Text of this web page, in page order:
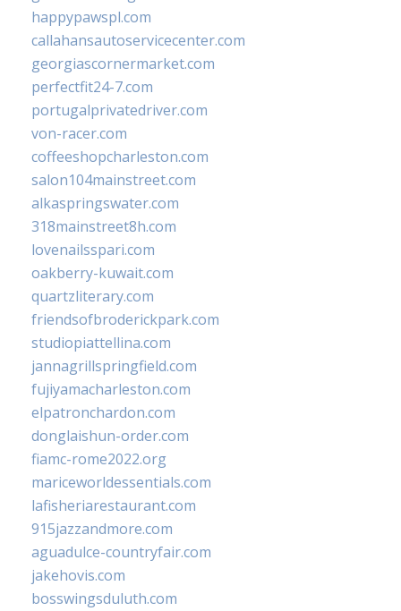
happypawspl.com
callahansautoservicecenter.com
georgiascornermarket.com
perfectfit24-7.com
portugalprivatedriver.com
von-racer.com
coffeeshopcharleston.com
salon104mainstreet.com
alkaspringswater.com
318mainstreet8h.com
lovenailsspari.com
oakberry-kuwait.com
quartzliterary.com
friendsofbroderickpark.com
studiopiattellina.com
jannagrillspringfield.com
fujiyamacharleston.com
elpatronchardon.com
donglaishun-order.com
fiamc-rome2022.org
mariceworldessentials.com
lafisheriarestaurant.com
915jazzandmore.com
aguadulce-countryfair.com
jakehovis.com
bosswingsduluth.com